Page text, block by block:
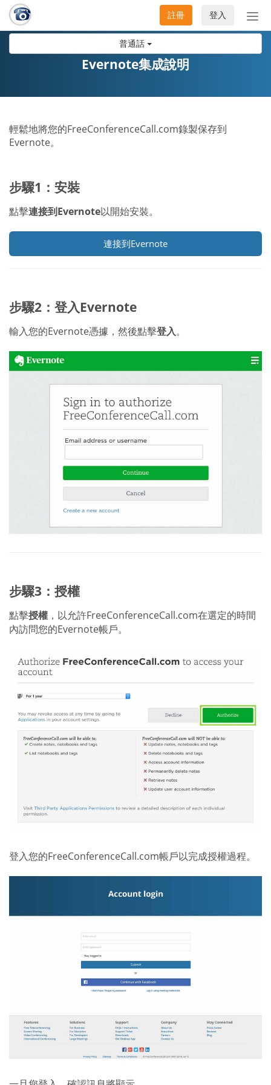
普通話
切
換
登入
註冊
Evernote集成說明
輕鬆地將您的FreeConferenceCall.com錄製保存到
Evernote。
步驟1：安裝
點擊連接到Evernote以開始安裝。
連接到Evernote
步驟2：登入Evernote
輸入您的Evernote憑據，然後點擊登入。
步驟3：授權
點擊授權 ，以允許FreeConferenceCall.com在選定的時間
內訪問您的Evernote帳戶。
登入您的FreeConferenceCall.com帳戶以完成授權過程。